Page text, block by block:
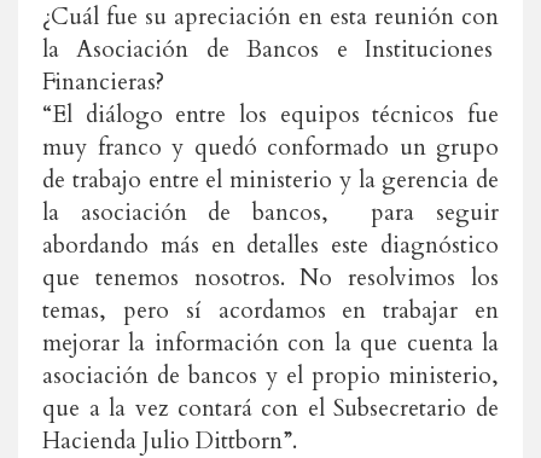
¿Cuál fue su apreciación en esta reunión con
la Asociación de Bancos e Instituciones
Financieras?
“El diálogo entre los equipos técnicos fue
muy franco y quedó conformado un grupo
de trabajo entre el ministerio y la gerencia de
la asociación de bancos, para seguir
abordando más en detalles este diagnóstico
que tenemos nosotros. No resolvimos los
temas, pero sí acordamos en trabajar en
mejorar la información con la que cuenta la
asociación de bancos y el propio ministerio,
que a la vez contará con el Subsecretario de
Hacienda Julio Dittborn”.